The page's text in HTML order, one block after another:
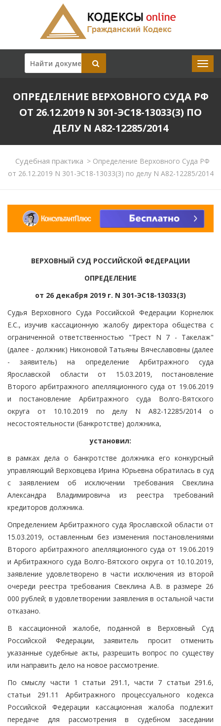
ОПРЕДЕЛЕНИЕ ВЕРХОВНОГО СУДА РФ
ОТ 26.12.2019 N 301-ЭС18-13033(3) ПО
ДЕЛУ N А82-12285/2014
Судебная практика >Определение Верховного Суда РФ
от 26.12.2019 N 301-ЭС18-13033(3) по делу N А82-12285/2014
ВЕРХОВНЫЙ СУД РОССИЙСКОЙ ФЕДЕРАЦИИ
ОПРЕДЕЛЕНИЕ
от 26 декабря 2019 г. N 301-ЭС18-13033(3)
Судья Верховного Суда Российской Федерации Корнелюк
Е.С., изучив кассационную жалобу директора общества с
ограниченной ответственностью "Трест N 7 - Такелаж"
(далее - должник) Никоновой Татьяны Вячеславовны (далее
- заявитель) на определение Арбитражного суда
Ярославской области от 15.03.2019, постановление
Второго арбитражного апелляционного суда от 19.06.2019
и постановление Арбитражного суда Волго-Вятского
округа от 10.10.2019 по делу N А82-12285/2014 о
несостоятельности (банкротстве) должника,
установил:
в рамках дела о банкротстве должника его конкурсный
управляющий Верховцева Ирина Юрьевна обратилась в суд
с заявлением об исключении требования Свеклина
Александра Владимировича из реестра требований
кредиторов должника.
Определением Арбитражного суда Ярославской области от
15.03.2019, оставленным без изменения постановлениями
Второго арбитражного апелляционного суда от 19.06.2019
и Арбитражного суда Волго-Вятского округа от 10.10.2019,
заявление удовлетворено в части исключения из второй
очереди реестра требования Свеклина А.В. в размере 26
000 рублей; в удовлетворении заявления в остальной части
отказано.
В кассационной жалобе, поданной в Верховный Суд
Российской Федерации, заявитель просит отменить
указанные судебные акты, разрешить вопрос по существу
или направить дело на новое рассмотрение.
По смыслу части 1 статьи 291.1, части 7 статьи 291.6,
статьи 291.11 Арбитражного процессуального кодекса
Российской Федерации кассационная жалоба подлежит
передаче для рассмотрения в судебном заседании